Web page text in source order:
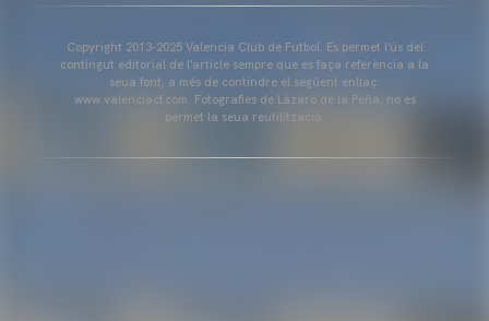
Copyright 2013-2025 Valencia Club de Futbol. Es permet l'ús del
contingut editorial de l'article sempre que es faça referència a la
seua font, a més de contindre el següent enllaç:
www.valenciacf.com. Fotografies de Lázaro de la Peña, no es
permet la seua reutilització.